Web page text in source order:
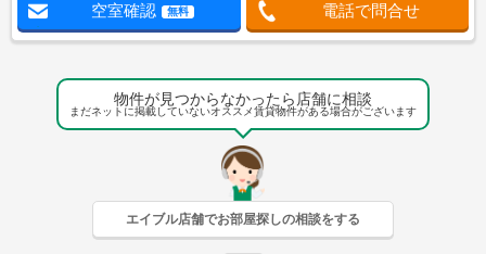
空室確認 無料 電話で問合せ
物件が見つからなかったら店舗に相談
まだネットに掲載していないオススメ賃貸物件がある場合がございます
エイブル店舗でお部屋探しの相談をする